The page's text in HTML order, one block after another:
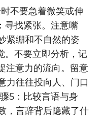
不要急着微笑或伸
寻找紧张。注意嘴
紧绷和不自然的姿
。不要立即分析，记
注意力的流向。留意
力往往投向人、门口
5：比较言语与身
，言辞背后隐藏了什